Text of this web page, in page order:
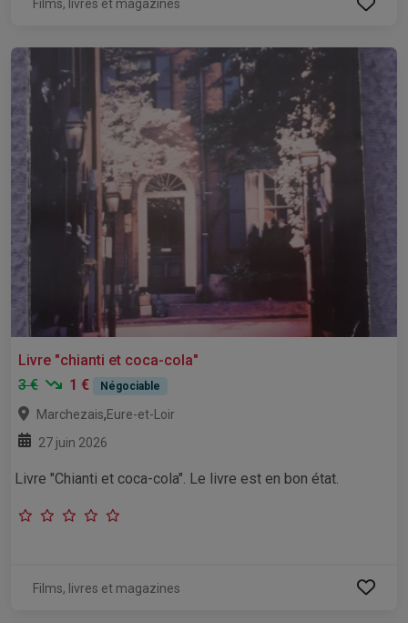
Films, livres et magazines
Livre "chianti et coca-cola"
3 €
1 € Négociable
Marchezais,Eure-et-Loir
27 juin 2026
Livre "Chianti et coca-cola". Le livre est en bon état.
Films, livres et magazines